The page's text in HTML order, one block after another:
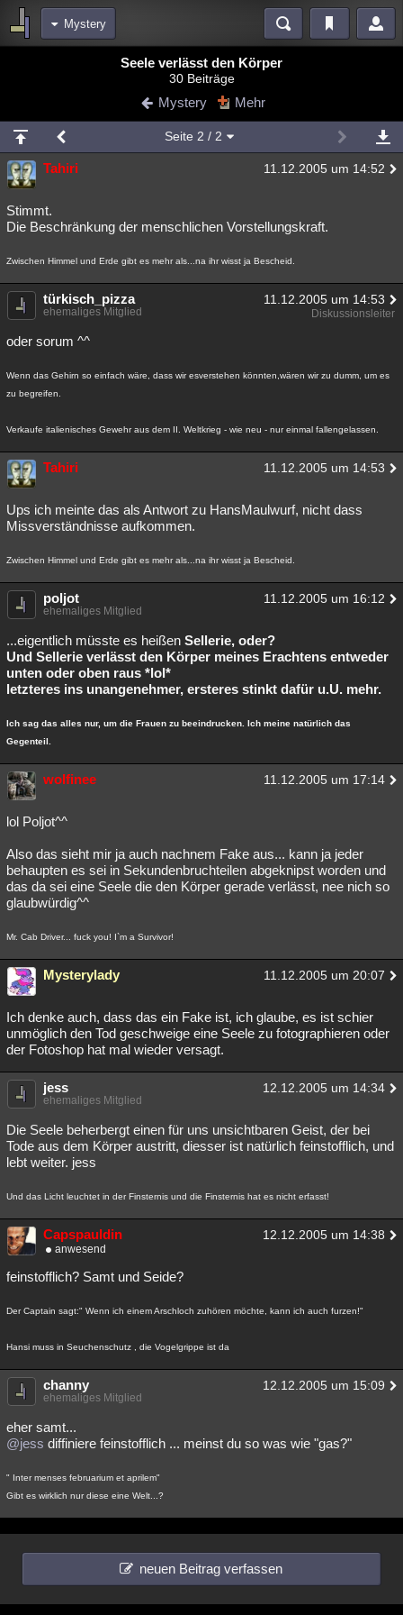
Mystery
Blogs
Chat Wiki Neuigkeiten
meine Rubriken
Menschen Mystery Kriminalfälle
Spiritualität
Philosophie Träume Literatur
Astronomie
Übersichten
Besucht Teilgenommen Alle Neue Geschlossen
Lesenswert
Seele verlässt den Körper
30 Beiträge
Mystery Mehr
Seite 2 / 2
Tahiri 11.12.2005 um 14:52
Stimmt.
Die Beschränkung der menschlichen Vorstellungskraft.
Zwischen Himmel und Erde gibt es mehr als...na ihr wisst ja Bescheid.
türkisch_pizza 11.12.2005 um 14:53
ehemaliges Mitglied Diskussionsleiter
oder sorum ^^
Wenn das Gehirn so einfach wäre, dass wir esverstehen könnten,wären wir zu dumm, um es
zu begreifen.
Verkaufe italienisches Gewehr aus dem II. Weltkrieg - wie neu - nur einmal fallengelassen.
Tahiri 11.12.2005 um 14:53
Ups ich meinte das als Antwort zu HansMaulwurf, nicht dass
Missverständnisse aufkommen.
Zwischen Himmel und Erde gibt es mehr als...na ihr wisst ja Bescheid.
poljot 11.12.2005 um 16:12
ehemaliges Mitglied
...eigentlich müsste es heißen Sellerie, oder?
Und Sellerie verlässt den Körper meines Erachtens entweder
unten oder oben raus *lol*
letzteres ins unangenehmer, ersteres stinkt dafür u.U. mehr.
Ich sag das alles nur, um die Frauen zu beeindrucken. Ich meine natürlich das
Gegenteil.
wolfinee 11.12.2005 um 17:14
lol Poljot^^
Also das sieht mir ja auch nachnem Fake aus... kann ja jeder
behaupten es sei in Sekundenbruchteilen abgeknipst worden und
das da sei eine Seele die den Körper gerade verlässt, nee nich so
glaubwürdig^^
Mr. Cab Driver... fuck you! I`m a Survivor!
Mysterylady 11.12.2005 um 20:07
Ich denke auch, dass das ein Fake ist, ich glaube, es ist schier
unmöglich den Tod geschweige eine Seele zu fotographieren oder
der Fotoshop hat mal wieder versagt.
jess 12.12.2005 um 14:34
ehemaliges Mitglied
Die Seele beherbergt einen für uns unsichtbaren Geist, der bei
Tode aus dem Körper austritt, diesser ist natürlich feinstofflich, und
lebt weiter. jess
Und das Licht leuchtet in der Finsternis und die Finsternis hat es nicht erfasst!
Capspauldin 12.12.2005 um 14:38
anwesend
feinstofflich? Samt und Seide?
Der Captain sagt:" Wenn ich einem Arschloch zuhören möchte, kann ich auch furzen!"
Hansi muss in Seuchenschutz , die Vogelgrippe ist da
channy 12.12.2005 um 15:09
ehemaliges Mitglied
eher samt...
@jess diffiniere feinstofflich ... meinst du so was wie "gas?"
" Inter menses februarium et aprilem"
Gibt es wirklich nur diese eine Welt...?
neuen Beitrag verfassen